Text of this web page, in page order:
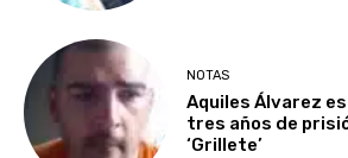
NOTAS
Aquiles Álvarez
tres años de
‘Grillete’